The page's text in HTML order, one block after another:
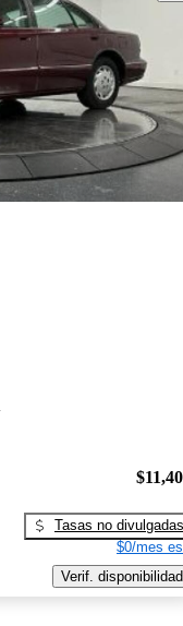
Tasas no divulgadas
$0/mes
Verif. disponibilidad